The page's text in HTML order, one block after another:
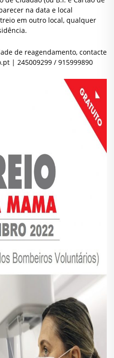
na data e local
em outro local, qualquer
de reagendamento, contacte
| 245009299 / 915999890